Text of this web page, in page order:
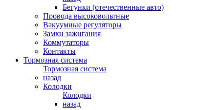
Бегунки (отечественные авто)
Провода высоковольтные
Вакуумные регуляторы
Замки зажигания
Коммутаторы
Контакты
Тормозная система
Тормозная система
назад
Колодки
Колодки
назад